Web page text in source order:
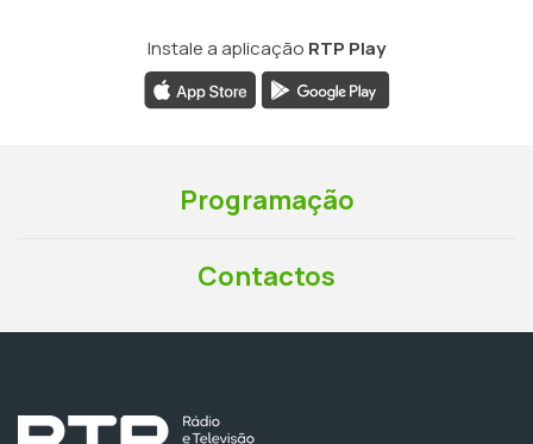
Instale a aplicação RTP Play
Programação
Contactos